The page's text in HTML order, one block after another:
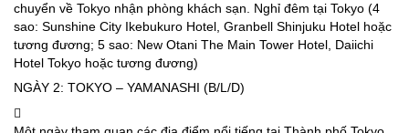
chuyển về Tokyo nhận phòng khách sạn. Nghỉ đêm tại Tokyo (4
sao: Sunshine City Ikebukuro Hotel, Granbell Shinjuku Hotel hoặc
tương đương; 5 sao: New Otani The Main Tower Hotel, Daiichi
Hotel Tokyo hoặc tương đương)
NGÀY 2: TOKYO – YAMANASHI (B/L/D)